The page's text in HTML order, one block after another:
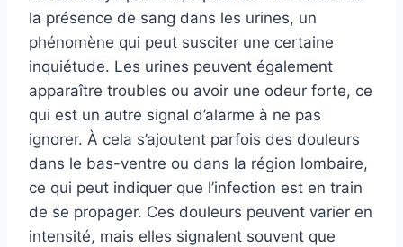
la présence de sang dans les urines, un
phénomène qui peut susciter une certaine
inquiétude. Les urines peuvent également
apparaître troubles ou avoir une odeur forte, ce
qui est un autre signal d’alarme à ne pas
ignorer. À cela s’ajoutent parfois des douleurs
dans le bas-ventre ou dans la région lombaire,
ce qui peut indiquer que l’infection est en train
de se propager. Ces douleurs peuvent varier en
intensité, mais elles signalent souvent que